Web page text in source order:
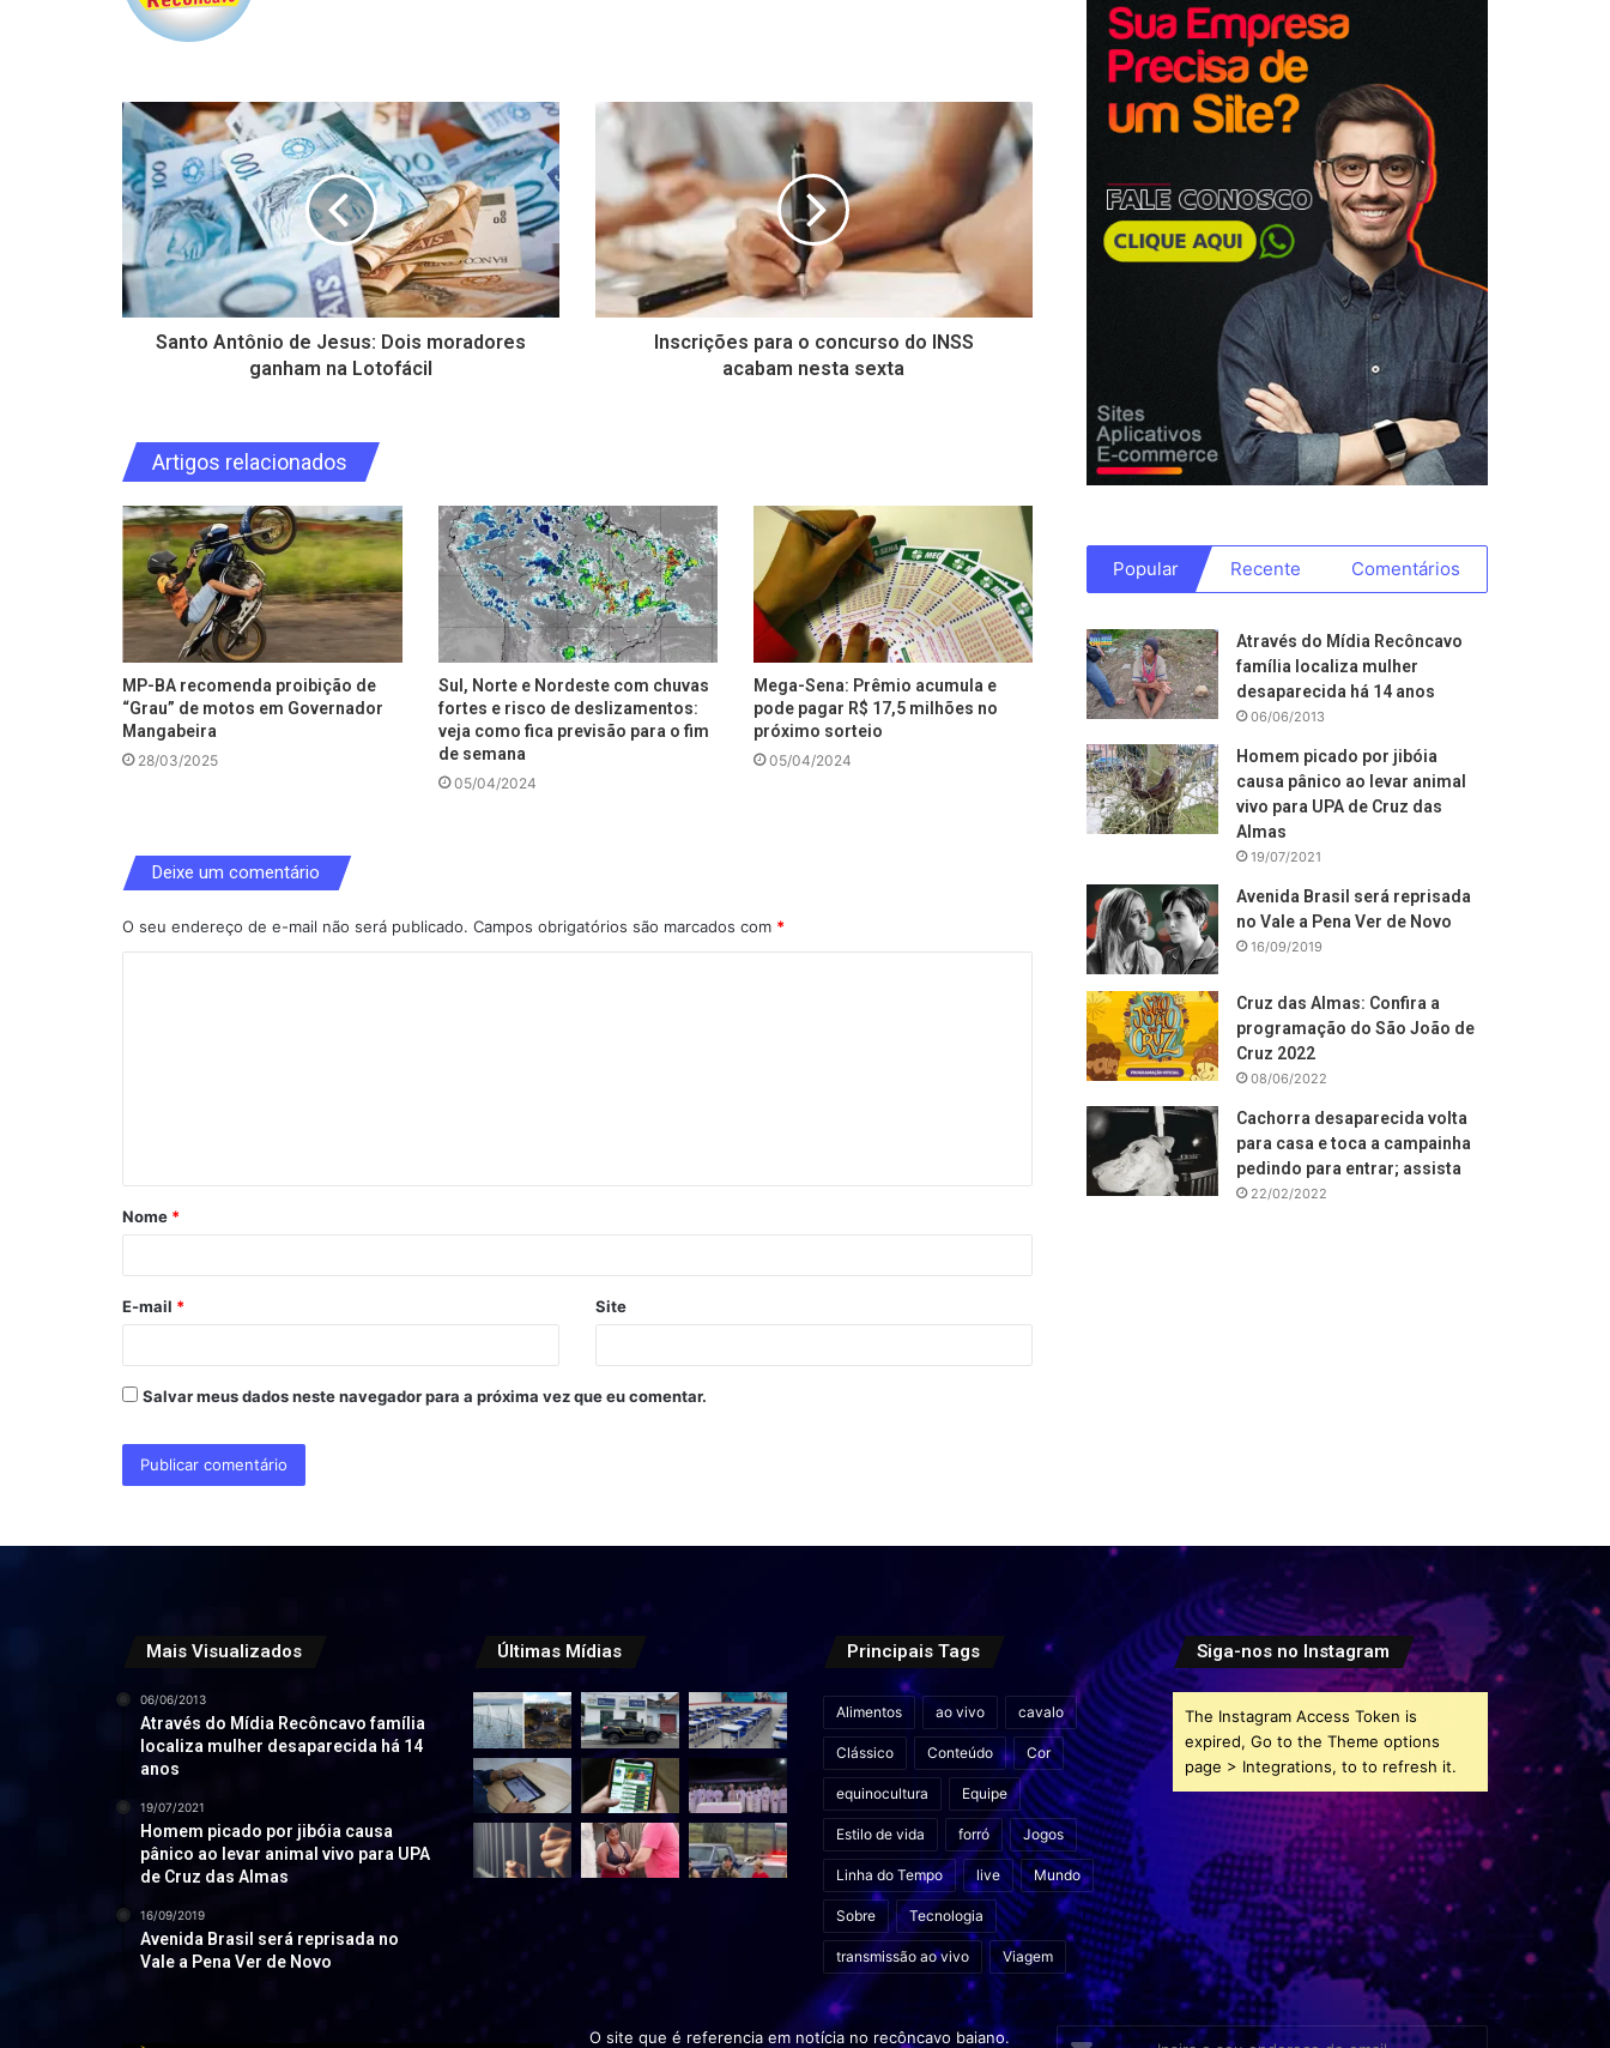
Santo Antônio de Jesus: Dois moradores
ganham na Lotofácil
Inscrições para o concurso do INSS
acabam nesta sexta
Artigos relacionados
MP-BA recomenda proibição de
“Grau” de motos em Governador
Mangabeira
28/03/2025
Sul, Norte e Nordeste com chuvas
fortes e risco de deslizamentos:
veja como fica previsão para o fim
de semana
05/04/2024
Mega-Sena: Prêmio acumula e
pode pagar R$ 17,5 milhões no
próximo sorteio
05/04/2024
Deixe um comentário
O seu endereço de e-mail não será publicado. Campos obrigatórios são marcados com *
á
r
*
Nome *
E-mail * Site
Salvar meus dados neste navegador para a próxima vez que eu comentar.
Popular Recente Comentários
Através do Mídia Recôncavo
família localiza mulher
desaparecida há 14 anos
06/06/2013
Homem picado por jibóia
causa pânico ao levar animal
vivo para UPA de Cruz das
Almas
19/07/2021
Avenida Brasil será reprisada
no Vale a Pena Ver de Novo
16/09/2019
Cruz das Almas: Confira a
programação do São João de
Cruz 2022
08/06/2022
Cachorra desaparecida volta
para casa e toca a campainha
pedindo para entrar; assista
22/02/2022
Mais Visualizados
06/06/2013
Através do Mídia Recôncavo família
localiza mulher desaparecida há 14
anos
19/07/2021
Homem picado por jibóia causa
pânico ao levar animal vivo para UPA
de Cruz das Almas
16/09/2019
Avenida Brasil será reprisada no
Vale a Pena Ver de Novo
Últimas Mídias Principais Tags
Alimentos ao vivo cavalo
Clássico Conteúdo Cor
equinocultura Equipe
Estilo de vida forró Jogos
Linha do Tempo live Mundo
Sobre Tecnologia
transmissão ao vivo Viagem
Siga-nos no Instagram
The Instagram Access Token is
expired, Go to the Theme options
page > Integrations, to to refresh it.
O site que é referencia em notícia no recôncavo baiano. Insira